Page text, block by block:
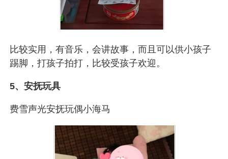
比较实用，有音乐，会讲故事，而且可以供小孩子
踢脚，打孩子拍打，比较受孩子欢迎。
5、安抚玩具
费雪声光安抚玩偶小海马